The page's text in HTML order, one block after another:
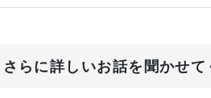
さらに詳しいお話を聞かせて